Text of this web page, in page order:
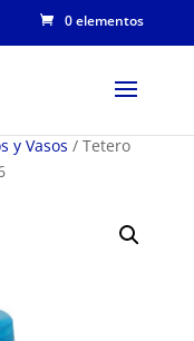
0 elementos
y Vasos / Tetero